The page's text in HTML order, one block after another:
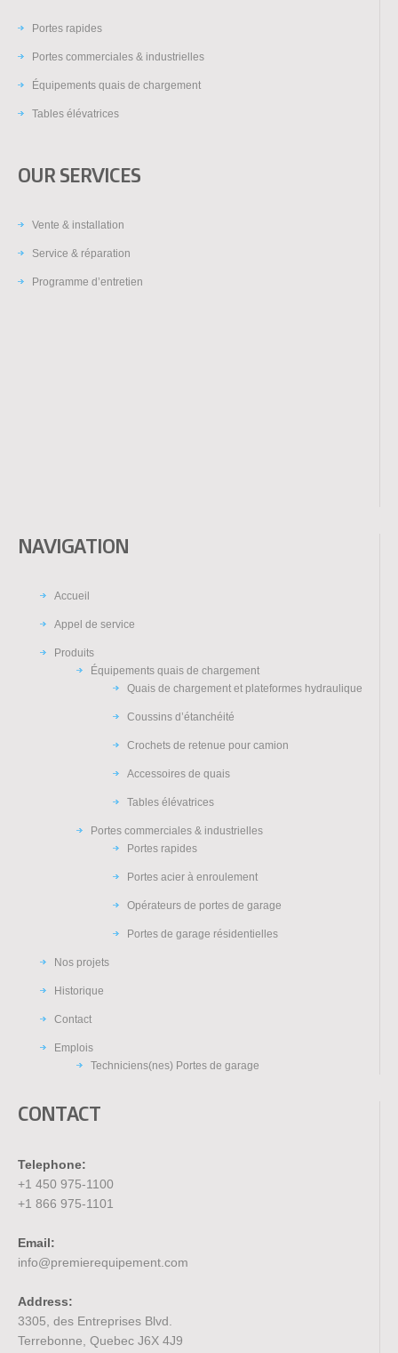
Portes rapides
Portes commerciales & industrielles
Équipements quais de chargement
Tables élévatrices
OUR SERVICES
Vente & installation
Service & réparation
Programme d’entretien
NAVIGATION
Accueil
Appel de service
Produits
Équipements quais de chargement
Quais de chargement et plateformes hydraulique
Coussins d’étanchéité
Crochets de retenue pour camion
Accessoires de quais
Tables élévatrices
Portes commerciales & industrielles
Portes rapides
Portes acier à enroulement
Opérateurs de portes de garage
Portes de garage résidentielles
Nos projets
Historique
Contact
Emplois
Techniciens(nes) Portes de garage
CONTACT
Telephone:
+1 450 975-1100
+1 866 975-1101
Email:
info@premierequipement.com
Address:
3305, des Entreprises Blvd.
Terrebonne, Quebec J6X 4J9